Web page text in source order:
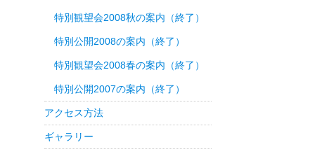
特別観望会2008秋の案内（終了）
特別公開2008の案内（終了）
特別観望会2008春の案内（終了）
特別公開2007の案内（終了）
アクセス方法
ギャラリー